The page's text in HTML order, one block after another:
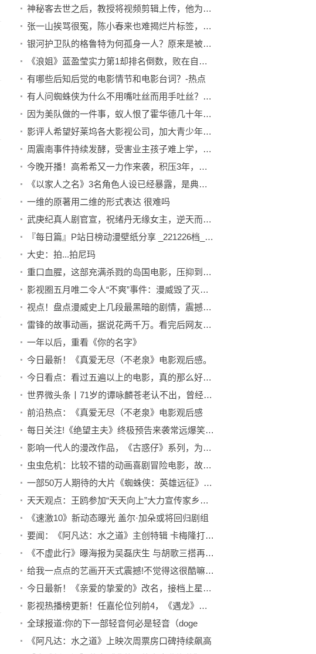
神秘客去世之后，教授将视频剪辑上传，他为何要害蜘蛛侠？
张一山挨骂很冤，陈小春来也难揭烂片标签，翻拍经典就是走钢丝绳:世界即时看
银河护卫队的格鲁特为何孤身一人？原来是被家族流放了
《浪姐》蓝盈莹实力第1却排名倒数，败在自己粉丝手上，都尽力了
有哪些后知后觉的电影情节和电影台词？-热点
有人问蜘蛛侠为什么不用嘴吐丝而用手吐丝？网友：反派要笑了！
因为美队做的一件事，蚁人恨了霍华德几十年，这个锅妮妮不背！-观天下
影评人希望好莱坞各大影视公司，加大青少年电影的投资力度
周震南事件持续发酵，受害业主孩子难上学，官司赢100次都没用_世界播资讯
今晚开播！高希希又一力作来袭，积压3年，其中一位演员已经离世
《以家人之名》3名角色人设已经暴露，是典型小人，贺子秋要吃亏-全球新消息
一维的原著用二维的形式表达 很难吗
武庚纪真人剧官宣，祝绪丹无缘女主，逆天而行没有被删，这波稳了:全球速递
『每日篇』P站日榜动漫壁纸分享 _221226档_天天时讯
大史：拍...拍尼玛
重口血腥，这部充满杀戮的岛国电影，压抑到让人无法呼吸！
影视圈五月唯二令人“不爽”事件：漫威毁了灭霸，HBO毁了夜王
视点！盘点漫威史上几段最黑暗的剧情，震撼了无数观众的心灵
雷锋的故事动画，据说花两千万。看完后网友笑哭：还不如那种电影
一年以后，重看《你的名字》
今日最新！《真爱无尽（不老泉》电影观后感。
今日看点：看过五遍以上的电影，真的那么好看吗
世界微头条丨71岁的谭咏麟苍老认不出，曾经力压张国荣统治歌坛，风流事被骂20多年
前沿热点：《真爱无尽（不老泉》电影观后感
每日关注!《绝望主夫》终极预告来袭常远爆笑演绎勇闯异世界之旅
影响一代人的漫改作品，《古惑仔》系列，为什么没有继续下去呢
虫虫危机：比较不错的动画喜剧冒险电影，故事有趣，值得一看！
一部50万人期待的大片《蜘蛛侠：英雄远征》，5天狂扫8亿！|天天观焦点
天天观点：王鸥参加“天天向上”大力宣传家乡广西，南宁妹子大明星
《速激10》新动态曝光 盖尔·加朵或将回归剧组
要闻：《阿凡达：水之道》主创特辑 卡梅隆打造新篇章
《不虚此行》曝海报为吴磊庆生 与胡歌三搭再聚首_全球观天下
给我一点点的艺画开天式震撼!不觉得这很酷嘛？这完全符合了我对三体的幻想。-热点评
今日最新！《亲爱的挚爱的》改名，接档上星剧场，胡一天没内味了
影视热播榜更新！任嘉伦位列前4，《遇龙》排名第2，榜首才是大黑马:天天快播报
全球报道:你的下一部轻音何必是轻音（doge
《阿凡达：水之道》上映次周票房口碑持续飙高